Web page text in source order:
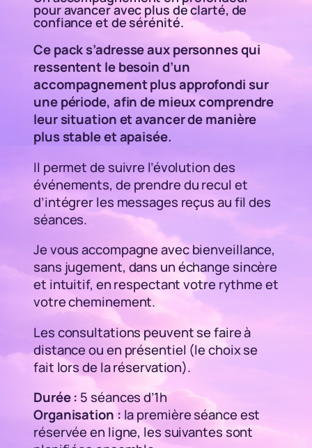
pour avancer avec plus de clarté, de
confiance et de sérénité.
Ce pack s’adresse aux personnes qui
ressentent le besoin d’un
accompagnement plus approfondi sur
une période, afin de mieux comprendre
leur situation et avancer de manière
plus stable et apaisée.
Il permet de suivre l’évolution des
événements, de prendre du recul et
d’intégrer les messages reçus au fil des
séances.
Je vous accompagne avec bienveillance,
sans jugement, dans un échange sincère
et intuitif, en respectant votre rythme et
votre cheminement.
Les consultations peuvent se faire à
distance ou en présentiel (le choix se
fait lors de la réservation).
Durée : 5 séances d’1h
Organisation : la première séance est
réservée en ligne, les suivantes sont